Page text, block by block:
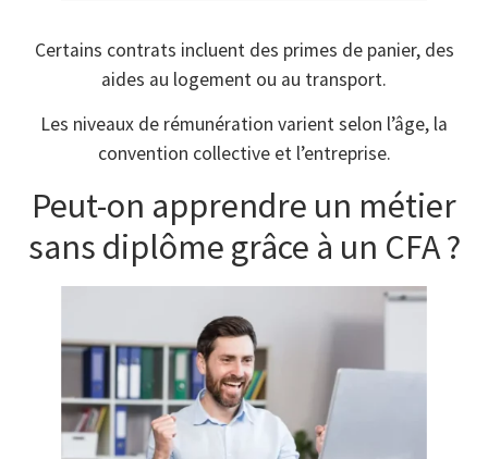
Certains contrats incluent des primes de panier, des
aides au logement ou au transport.
Les niveaux de rémunération varient selon l’âge, la
convention collective et l’entreprise.
Peut-on apprendre un métier
sans diplôme grâce à un CFA ?